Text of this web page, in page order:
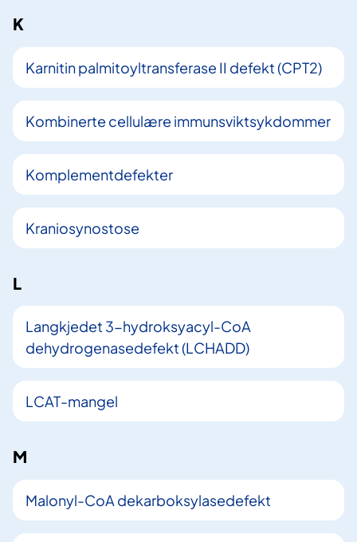
K
Karnitin palmitoyltransferase II defekt (CPT2)
Kombinerte cellulære immunsviktsykdommer
Komplementdefekter
Kraniosynostose
L
Langkjedet 3-hydroksyacyl-CoA
dehydrogenasedefekt (LCHADD)
LCAT-mangel
M
Malonyl-CoA dekarboksylasedefekt